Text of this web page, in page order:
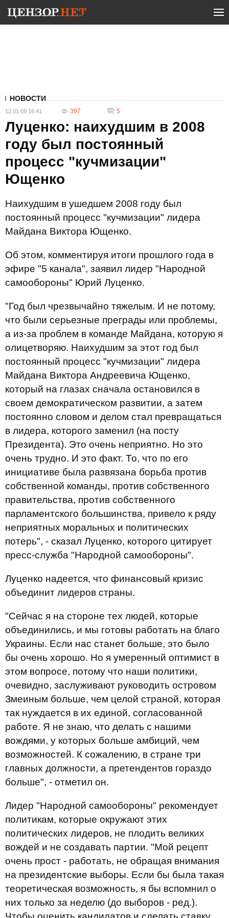
НОВОСТИ
12.01.09 16:41 397 5
Луценко: наихудшим в 2008
году был постоянный
процесс "кучмизации"
Ющенко
Наихудшим в ушедшем 2008 году был
постоянный процесс "кучмизации" лидера
Майдана Виктора Ющенко.
Об этом, комментируя итоги прошлого года в
эфире "5 канала", заявил лидер "Народной
самообороны" Юрий Луценко.
"Год был чрезвычайно тяжелым. И не потому,
что были серьезные преграды или проблемы,
а из-за проблем в команде Майдана, которую я
олицетворяю. Наихудшим за этот год был
постоянный процесс "кучмизации" лидера
Майдана Виктора Андреевича Ющенко,
который на глазах сначала остановился в
своем демократическом развитии, а затем
постоянно словом и делом стал превращаться
в лидера, которого заменил (на посту
Президента). Это очень неприятно. Но это
очень трудно. И это факт. То, что по его
инициативе была развязана борьба против
собственной команды, против собственного
правительства, против собственного
парламентского большинства, привело к ряду
неприятных моральных и политических
потерь", - сказал Луценко, которого цитирует
пресс-служба "Народной самообороны".
Луценко надеется, что финансовый кризис
объединит лидеров страны.
"Сейчас я на стороне тех людей, которые
объединились, и мы готовы работать на благо
Украины. Если нас станет больше, это было
бы очень хорошо. Но я умеренный оптимист в
этом вопросе, потому что наши политики,
очевидно, заслуживают руководить островом
Змеиным больше, чем целой страной, которая
так нуждается в их единой, согласованной
работе. Я не знаю, что делать с нашими
вождями, у которых больше амбиций, чем
возможностей. К сожалению, в стране три
главных должности, а претендентов гораздо
больше", - отметил он.
Лидер "Народной самообороны" рекомендует
политикам, которые окружают этих
политических лидеров, не плодить великих
вождей и не создавать партии. "Мой рецепт
очень прост - работать, не обращая внимания
на президентские выборы. Если бы была такая
теоретическая возможность, я бы вспомнил о
них только за неделю (до выборов - ред.).